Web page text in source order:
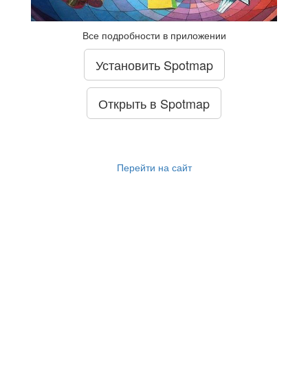
Все подробности в приложении
Установить Spotmap
Открыть в Spotmap
Перейти на сайт